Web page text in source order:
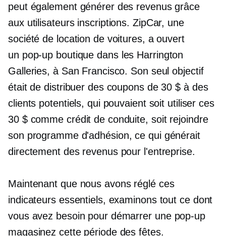
peut également générer des revenus grâce
aux utilisateurs inscriptions. ZipCar, une
société de location de voitures, a ouvert
un pop-up boutique dans les Harrington
Galleries, à San Francisco. Son seul objectif
était de distribuer des coupons de 30 $ à des
clients potentiels, qui pouvaient soit utiliser ces
30 $ comme crédit de conduite, soit rejoindre
son programme d'adhésion, ce qui générait
directement des revenus pour l'entreprise.
Maintenant que nous avons réglé ces
indicateurs essentiels, examinons tout ce dont
vous avez besoin pour démarrer une pop-up
magasinez cette période des fêtes.